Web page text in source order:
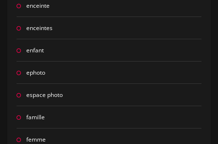
enceinte
enceintes
enfant
ephoto
espace photo
famille
femme